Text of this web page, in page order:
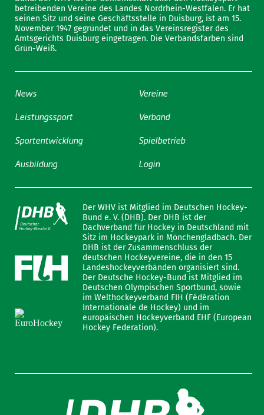
betreibenden Vereine des Landes Nordrhein-Westfalen. Er hat
seinen Sitz und seine Geschäftsstelle in Duisburg, ist am 15.
November 1947 gegründet und in das Vereinsregister des
Amtsgerichts Duisburg eingetragen. Die Verbandsfarben sind
Grün-Weiß.
News
Leistungssport
Sportentwicklung
Ausbildung
Vereine
Verband
Spielbetrieb
Login
Der WHV ist Mitglied im Deutschen Hockey-
Bund e. V. (DHB). Der DHB ist der
Dachverband für Hockey in Deutschland mit
Sitz im Hockeypark in Mönchengladbach. Der
DHB ist der Zusammenschluss der
deutschen Hockeyvereine, die in den 15
Landeshockeyverbänden organisiert sind.
Der Deutsche Hockey-Bund ist Mitglied im
Deutschen Olympischen Sportbund, sowie
im Welthockeyverband FIH (Fédération
Internationale de Hockey) und im
europäischen Hockeyverband EHF (European
Hockey Federation).